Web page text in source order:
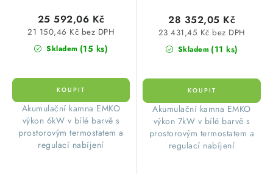
Skladem (15 ks)
21 150,46 Kč bez DPH
25 592,06 Kč
​Akumulační kamna EMKO
výkon 6kW v bílé barvě s
prostorovým termostatem a
regulací nabíjení
Skladem (11 ks)
23 431,45 Kč bez DPH
28 352,05 Kč
​Akumulační kamna EMKO
výkon 7kW v bílé barvě s
prostorovým termostatem a
regulací nabíjení